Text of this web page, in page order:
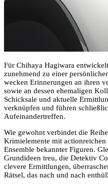
Für Chihaya Hagiwara
zunehmend zu einer
wecken Erinnerungen an ihren
sowie an dessen ehemaligen
Schicksale und aktuelle
verknüpfen und führen
Aufeinandertreffen.
Wie gewohnt verbindet die
Krimielemente mit actionreichen
Ensemble bekannter Figuren.
Grundideen treu, die Detektiv
clevere Ermittlungen,
Rätsel, das nach und nach